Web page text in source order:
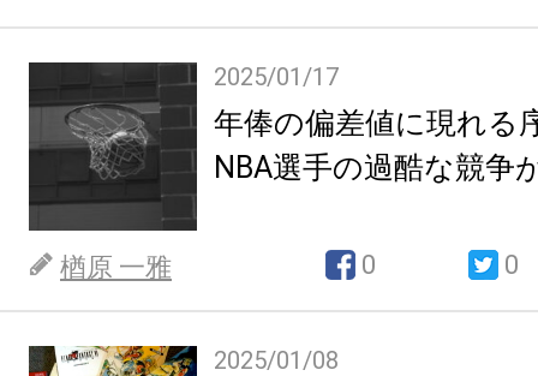
2025/01/17
年俸の偏差値に現れる
NBA選手の過酷な競争
楢原 一雅 0 0
2025/01/08